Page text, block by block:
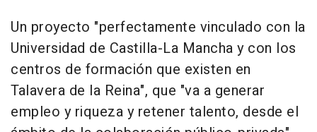
Un proyecto "perfectamente vinculado con la
Universidad de Castilla-La Mancha y con los
centros de formación que existen en
Talavera de la Reina", que "va a generar
empleo y riqueza y retener talento, desde el